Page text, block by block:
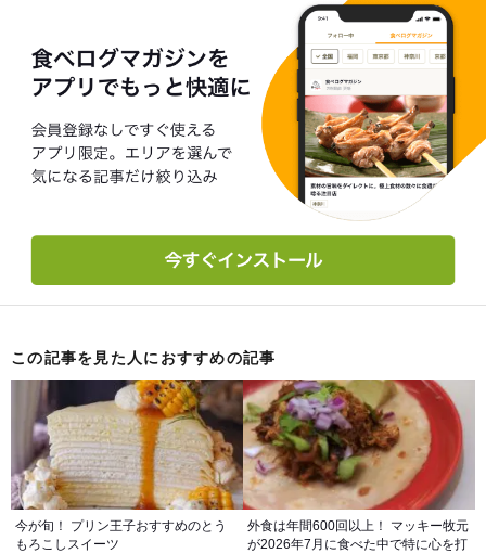
この記事を見た人におすすめの記事
今が旬！ プリン王子おすすめのとう
もろこしスイーツ
外食は年間600回以上！ マッキー牧元
が2026年7月に食べた中で特に心を打